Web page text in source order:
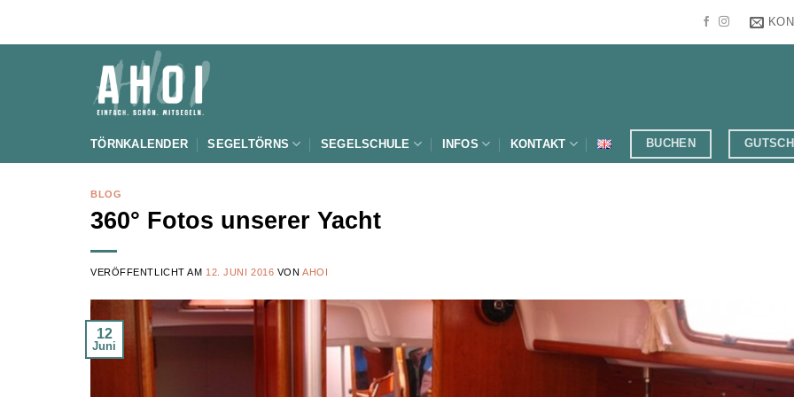
TÖRNKALENDER SEGELTÖRNS SEGELSCHULE INFOS KONTAKT BUCHEN
BLOG
360° Fotos unserer Yacht
VERÖFFENTLICHT AM 12. JUNI 2016 VONAHOI
12
Juni